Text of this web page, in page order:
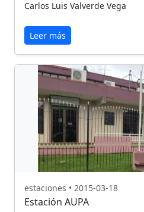
Carlos Luis Valverde Vega
Leer más
estaciones • 2015-03-18
Estación AUPA